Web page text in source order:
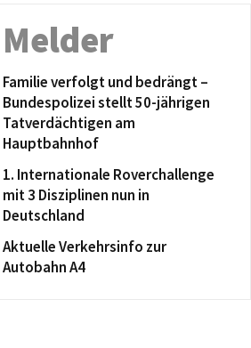
Melder
Familie verfolgt und bedrängt –
Bundespolizei stellt 50-jährigen
Tatverdächtigen am
Hauptbahnhof
1. Internationale Roverchallenge
mit 3 Disziplinen nun in
Deutschland
Aktuelle Verkehrsinfo zur
Autobahn A4